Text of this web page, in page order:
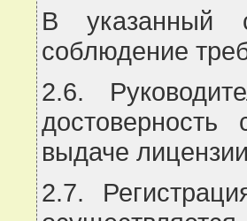
В указанный
соблюдение
2.6.
выдаче
2.7.